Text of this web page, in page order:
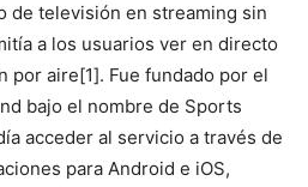
de televisión en streaming sin
a los usuarios ver en directo
por aire[1]. Fue fundado por el
bajo el nombre de Sports
acceder al servicio a través de
para Android e iOS,